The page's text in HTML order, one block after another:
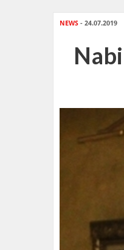
NEWS - 24.07.2019